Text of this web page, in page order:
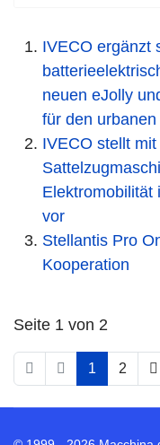
IVECO ergänzt
neuen eJolly
für den
IVECO stellt
Elektromobilität
vor
Stellantis Pro
Kooperation
Seite 1 von 2
1 2